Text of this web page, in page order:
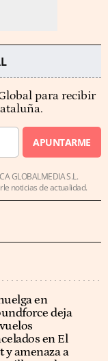
para recibir
APUNTARME
GLOBALMEDIA S.L.
noticias de actualidad.
en
deja
en El
y amenaza a